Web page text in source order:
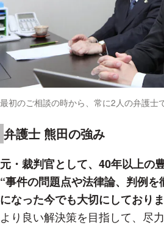
最初のご相談の時から、常に2人の弁護士
弁護士 熊田の強み
元・裁判官として、40年以上の
“事件の問題点や法律論、判例
になった今でも大切にしておりま
より良い解決策を目指して、尽力